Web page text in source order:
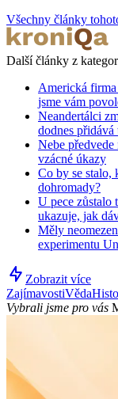
Všechny články
Další články z
Americká
jsme vám
Neandertálci
dodnes přidává
Nebe
vzácné úkazy
Co by se stalo,
dohromady?
U pece zůstalo
ukazuje, jak
Měly
experimentu
Zobrazit více
ZajímavostiVěda
Vybrali jsme pro vás